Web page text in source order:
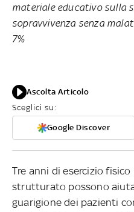
materiale educativo sulla
sopravvivenza senza
7%
Ascolta Articolo
Sceglici su:
Google Discover
Tre anni di esercizio
strutturato possono
guarigione dei pazienti